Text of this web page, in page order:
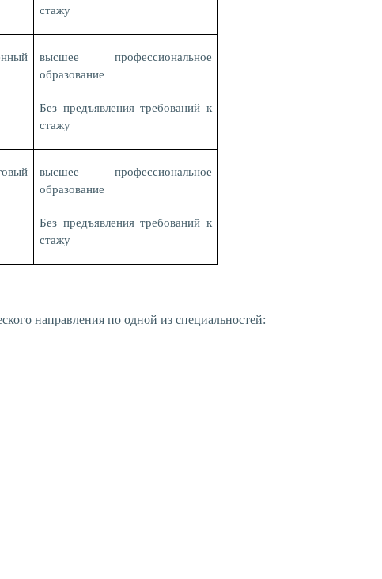
стажу
высшее профессиональное
образование
Без предъявления требований к
стажу
высшее профессиональное
образование
Без предъявления требований к
стажу
направления по одной из специальностей: